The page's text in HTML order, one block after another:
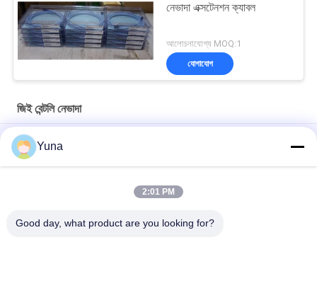
নেভাদা এক্সটেনশন ক্যাবল
আলোচনাযোগ্য MOQ:1
যোগাযোগ
জিই বেন্টলি নেভাদা
১১ এমএম ৩৩০০এক্সএল জিই বেন্টলি নেভাডা রিভার্স বেন্টলি নেভাডা প্রোব
50 মিমি 3300XL বেন্টলি নেভাদা প্রক্সিমিটি প্রোব 330709-000-050-10-02-00
8.0 মিটার 3300 XL 11Mm GE বেন্টলি নেভাদা কম্পন প্রোব 330730-080-00-
Yuna
2:01 PM
Good day, what product are you looking for?